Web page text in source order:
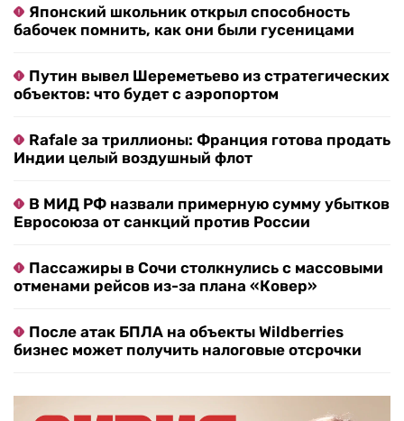
Японский школьник открыл способность
бабочек помнить, как они были гусеницами
Путин вывел Шереметьево из стратегических
объектов: что будет с аэропортом
Rafale за триллионы: Франция готова продать
Индии целый воздушный флот
В МИД РФ назвали примерную сумму убытков
Евросоюза от санкций против России
Пассажиры в Сочи столкнулись с массовыми
отменами рейсов из-за плана «Ковер»
После атак БПЛА на объекты Wildberries
бизнес может получить налоговые отсрочки